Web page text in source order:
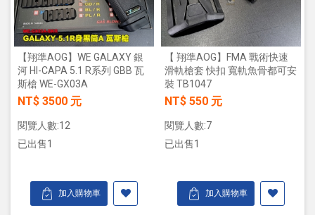
【翔準AOG】WE GALAXY 銀
河 HI-CAPA 5.1 R系列 GBB 瓦
斯槍 WE-GX03A
NT$ 3500 元
閱覽人數:12
已出售1
加入購物車
【 翔準AOG】FMA 戰術快速
滑軌槍套 快扣 寬軌魚骨都可安
裝 TB1047
NT$ 550 元
閱覽人數:7
已出售1
加入購物車